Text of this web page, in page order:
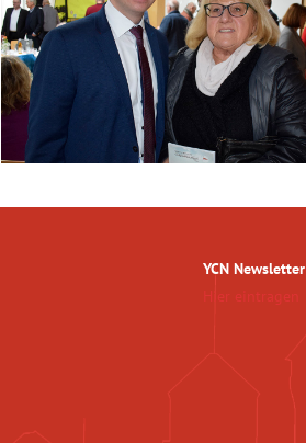
YCN Newsletter
Hier eintragen